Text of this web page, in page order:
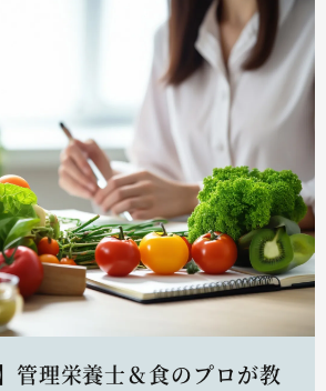
管理栄養士＆食のプロが教